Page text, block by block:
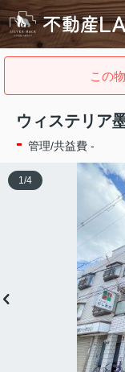
この
ウィステリア
- 管理/共益費 -
1 /4